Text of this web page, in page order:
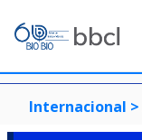
Internacional >